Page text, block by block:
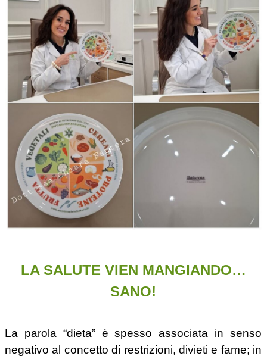
LA SALUTE VIEN MANGIANDO…
SANO!
La parola “dieta” è spesso associata in senso
negativo al concetto di restrizioni, divieti e fame; in